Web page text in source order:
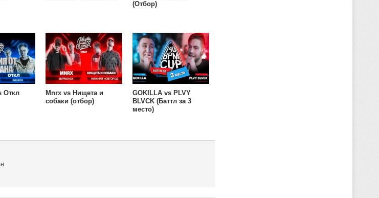
(Отбор)
Откл
Mnrx vs Нищета и
собаки (отбор)
GOKILLA vs PLVY
BLVCK (Баттл за 3
место)